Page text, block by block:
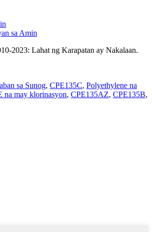
sa Amin
2023: Lahat ng Karapatan ay Nakalaan.
sa Sunog, CPE135C, Polyethylene na
na may klorinasyon, CPE135AZ, CPE135B,